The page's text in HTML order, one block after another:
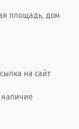
площадь, дом
на сайт